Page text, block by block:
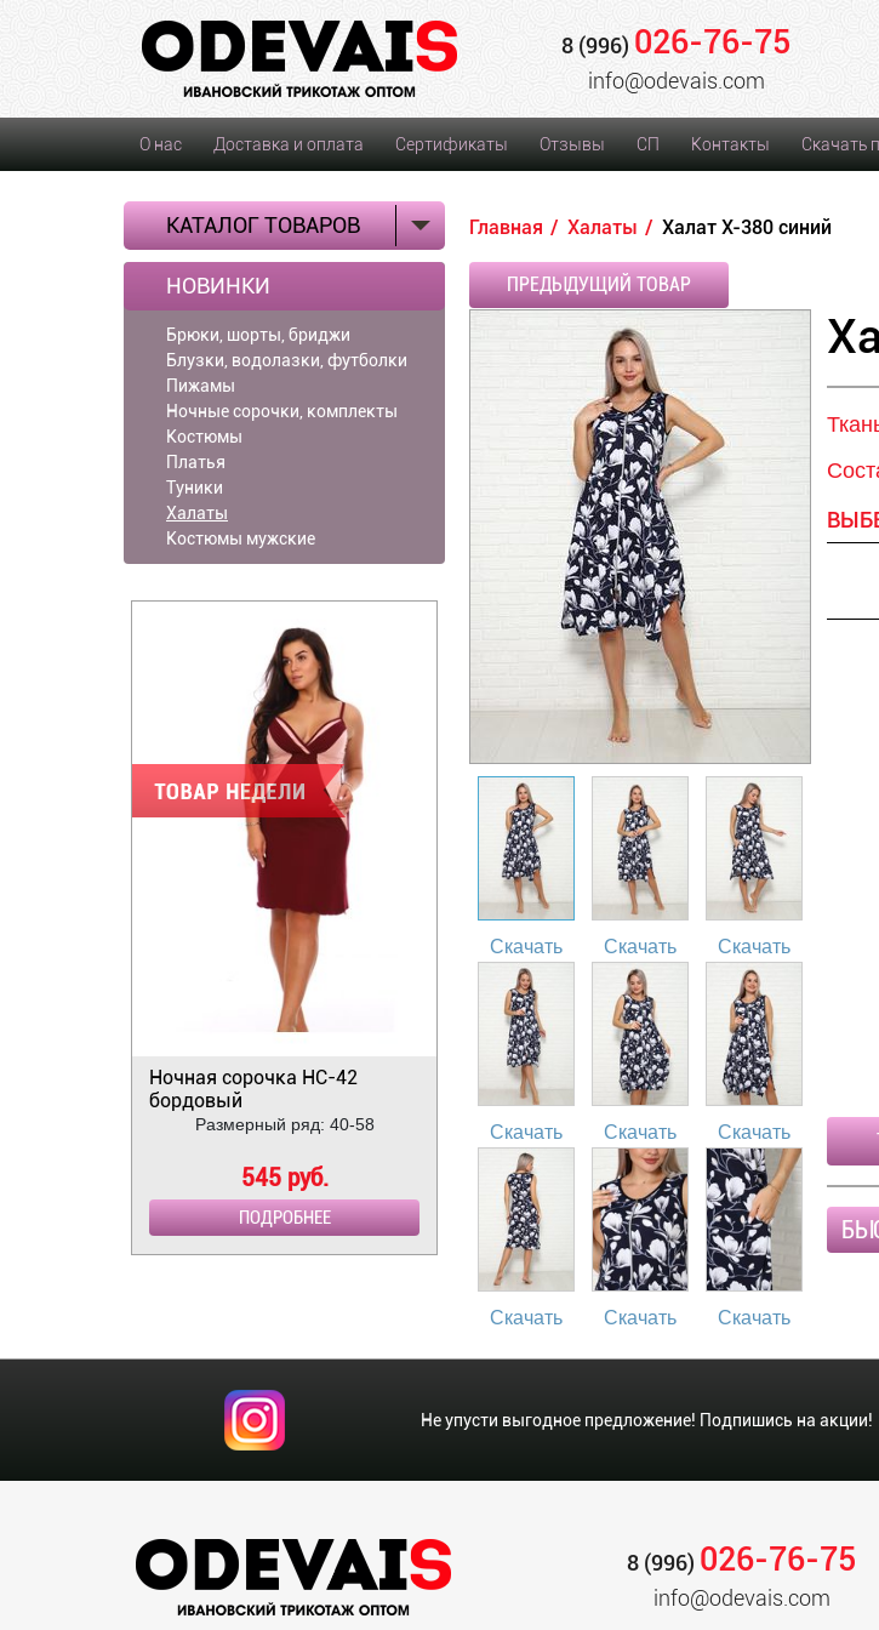
8 (996) 026-76-75
info@odevais.com
О нас Доставка и оплата Сертификаты Отзывы СП Контакты Скачать
КАТАЛОГ ТОВАРОВ
НОВИНКИ
Брюки, шорты, бриджи
Блузки, водолазки, футболки
Пижамы
Ночные сорочки, комплекты
Костюмы
Платья
Туники
Халаты
Костюмы мужские
Ночная сорочка НС-42
бордовый
Размерный ряд: 40-58
545 руб.
ПОДРОБНЕЕ
Главная Халаты Халат Х-380 синий
ПРЕДЫДУЩИЙ ТОВАР
Скачать Скачать Скачать
Скачать Скачать Скачать
Скачать Скачать Скачать
Не упусти выгодное предложение! Подпишись на акции!
8 (996) 026-76-75
info@odevais.com